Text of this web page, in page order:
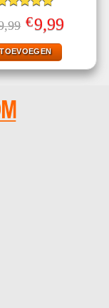
Gewaardeerd
uit 5
Oorspronkelijke
prijs
was:
€29,99.
€9,99Huidige
prijs
TOEVOEGEN